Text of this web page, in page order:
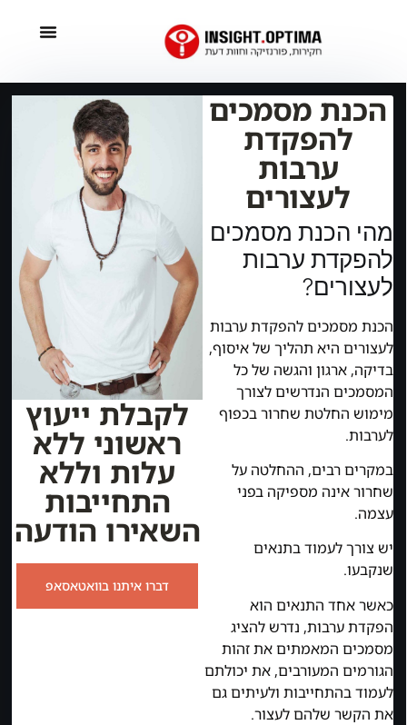
הכנת מסמכים
להפקדת
ערבות
לעצורים
מהי הכנת מסמכים
להפקדת ערבות
לעצורים?
הכנת מסמכים להפקדת ערבות
לעצורים היא תהליך של איסוף,
בדיקה, ארגון והגשה של כל
המסמכים הנדרשים לצורך
מימוש החלטת שחרור בכפוף
לערבות.
במקרים רבים, ההחלטה על
שחרור אינה מספיקה בפני
עצמה.
יש צורך לעמוד בתנאים
שנקבעו.
כאשר אחד התנאים הוא
הפקדת ערבות, נדרש להציג
מסמכים המאמתים את זהות
הגורמים המעורבים, את יכולתם
לעמוד בהתחייבות ולעיתים גם
את הקשר שלהם לעצור.
לקבלת ייעוץ
ראשוני ללא
עלות וללא
התחייבות
השאירו הודעה
דברו איתנו בוואטאסאפ